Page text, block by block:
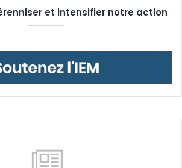
et intensifier notre action